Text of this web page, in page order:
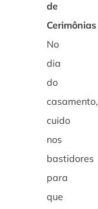
de
Cerimônias
No
dia
do
casamento,
cuido
nos
bastidores
para
que